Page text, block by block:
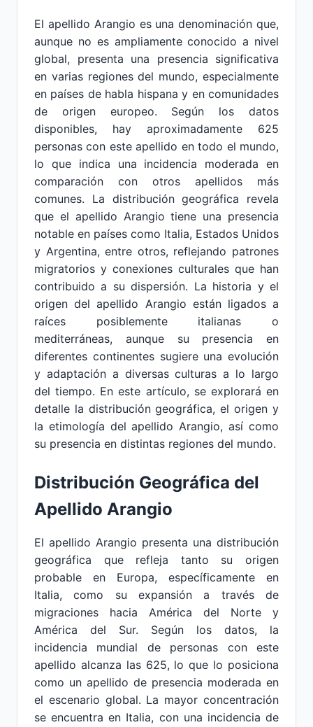
El apellido Arangio es una denominación que,
aunque no es ampliamente conocido a nivel
global, presenta una presencia significativa
en varias regiones del mundo, especialmente
en países de habla hispana y en comunidades
de origen europeo. Según los datos
disponibles, hay aproximadamente 625
personas con este apellido en todo el mundo,
lo que indica una incidencia moderada en
comparación con otros apellidos más
comunes. La distribución geográfica revela
que el apellido Arangio tiene una presencia
notable en países como Italia, Estados Unidos
y Argentina, entre otros, reflejando patrones
migratorios y conexiones culturales que han
contribuido a su dispersión. La historia y el
origen del apellido Arangio están ligados a
raíces posiblemente italianas o
mediterráneas, aunque su presencia en
diferentes continentes sugiere una evolución
y adaptación a diversas culturas a lo largo
del tiempo. En este artículo, se explorará en
detalle la distribución geográfica, el origen y
la etimología del apellido Arangio, así como
su presencia en distintas regiones del mundo.
Distribución Geográfica del
Apellido Arangio
El apellido Arangio presenta una distribución
geográfica que refleja tanto su origen
probable en Europa, específicamente en
Italia, como su expansión a través de
migraciones hacia América del Norte y
América del Sur. Según los datos, la
incidencia mundial de personas con este
apellido alcanza las 625, lo que lo posiciona
como un apellido de presencia moderada en
el escenario global. La mayor concentración
se encuentra en Italia, con una incidencia de